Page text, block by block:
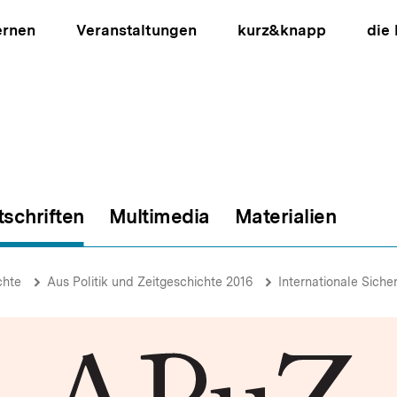
Veranstaltungen kurz&knapp die
Multimedia Materialien
Aus Politik und Zeitgeschichte 2016 Internationale